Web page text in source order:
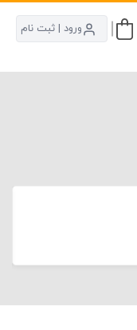
ورود | ثبت نام